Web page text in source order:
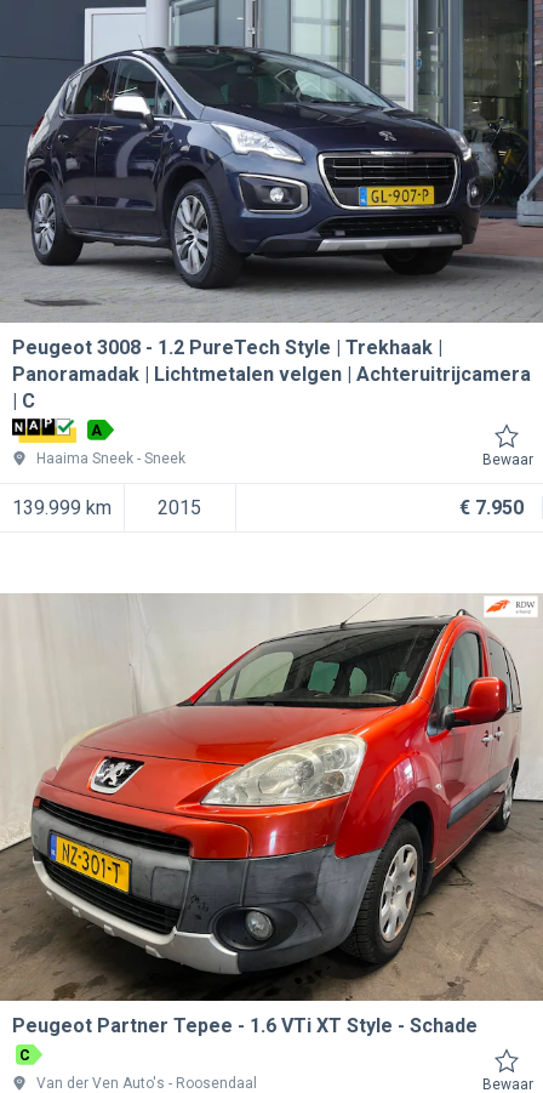
Peugeot 3008
1.2 PureTech Style | Trekhaak |
Panoramadak | Lichtmetalen velgen | Achteruitrijcamera
| C
A
Haaima Sneek
Sneek Bewaar
139.999 km 2015 € 7.950
Peugeot Partner Tepee 1.6 VTi XT Style - Schade
C
Van der Ven Auto's
Roosendaal Bewaar